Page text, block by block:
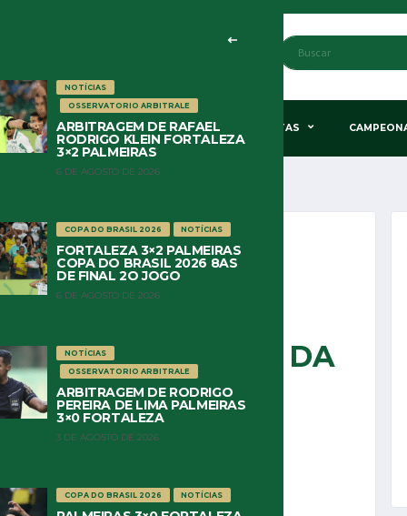
& POLÍTICA HISTÓRIA COLUNISTAS
NOTÍCIAS
OSSERVATORIO ARBITRALE
ARBITRAGEM DE RAFAEL
RODRIGO KLEIN FORTALEZA
3×2 PALMEIRAS
6 DE AGOSTO DE 2026
COPA DO BRASIL 2026 NOTÍCIAS
FORTALEZA 3×2 PALMEIRAS
COPA DO BRASIL 2026 8AS
DE FINAL 2O JOGO
6 DE AGOSTO DE 2026
NOTÍCIAS
OSSERVATORIO ARBITRALE
ARBITRAGEM DE RODRIGO
PEREIRA DE LIMA PALMEIRAS
3×0 FORTALEZA
3 DE AGOSTO DE 2026
COPA DO BRASIL 2026 NOTÍCIAS
JOGADORES E
TÉCNICAS DA